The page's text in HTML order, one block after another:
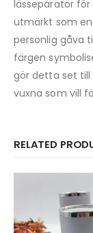
lässeparator
utmärkt som
personlig gåva
färgen
gör detta set
vuxna som vill
RELATED